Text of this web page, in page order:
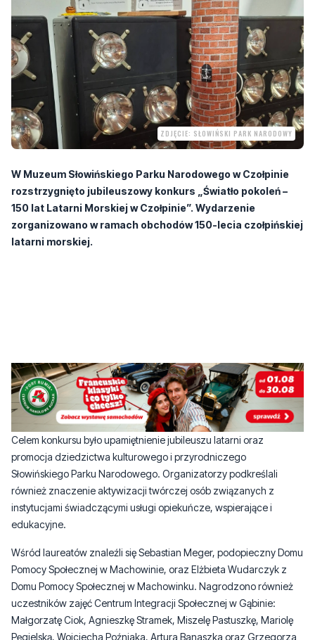
ZDJĘCIE: SŁOWIŃSKI PARK NARODOWY
W Muzeum Słowińskiego Parku Narodowego w Czołpinie
rozstrzygnięto jubileuszowy konkurs „Światło pokoleń –
zorganizowano w ramach obchodów 150-lecia czołpińskiej
latarni morskiej.
Celem konkursu było upamiętnienie jubileuszu latarni oraz
promocja dziedzictwa kulturowego i przyrodniczego
Słowińskiego Parku Narodowego. Organizatorzy podkreślali
również znaczenie aktywizacji twórczej osób związanych z
instytucjami świadczącymi usługi opiekuńcze, wspierające i
edukacyjne.
Wśród laureatów znaleźli się Sebastian Meger, podopieczny Domu
Pomocy Społecznej w Machowinie, oraz Elżbieta Wudarczyk z
uczestników zajęć Centrum Integracji Społecznej w Gąbinie:
Małgorzatę Ciok, Agnieszkę Stramek, Miszelę Pastuszkę, Mariolę
Pęgielską, Wojciecha Poźniaka, Artura Banaszka oraz Grzegorza
Gorzkowskiego.
Prace przygotowane na konkurs zostały zaprezentowane na